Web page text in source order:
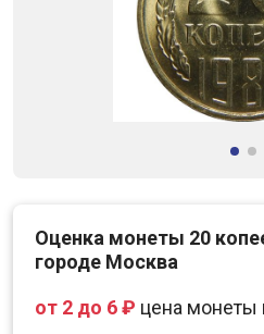
Оценка монеты 20
городе Москва
от 2 до 6 ₽ цена монеты